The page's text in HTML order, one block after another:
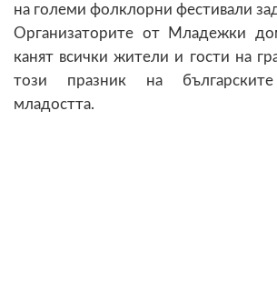
на големи фолклорни фестивали
Организаторите от Младежки
канят всички жители и гости на
този празник на
младостта.